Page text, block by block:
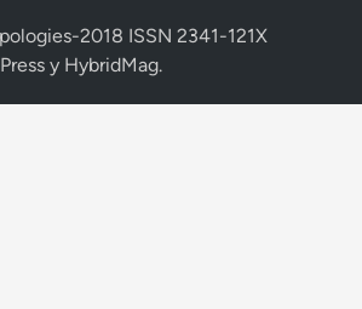
2018 ISSN 2341-121X
y HybridMag.